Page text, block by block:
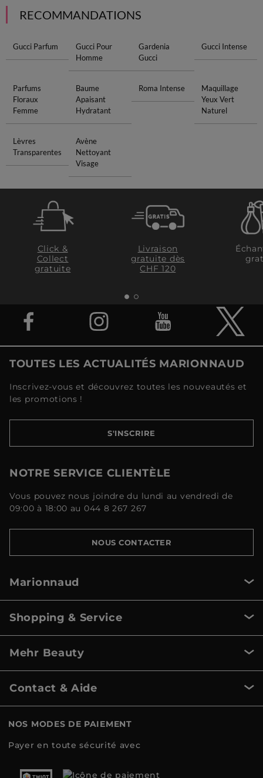
RECOMMANDATIONS
Gucci Parfum
Gucci Pour
Homme
Gardenia
Gucci
Gucci Intense
Parfums
Floraux
Femme
Baume
Apaisant
Hydratant
Roma Intense
Maquillage
Yeux Vert
Naturel
Lèvres
Transparentes
Avène
Nettoyant
Visage
Click &
Collect
gratuite
Livraison
gratuite dès
CHF 120
TOUTES LES ACTUALITÉS MARIONNAUD
Inscrivez-vous et découvrez toutes les nouveautés et
les promotions !
S'INSCRIRE
NOTRE SERVICE CLIENTÈLE
Vous pouvez nous joindre du lundi au vendredi de
09:00 à 18:00 au 044 8 267 267
NOUS CONTACTER
Marionnaud
Shopping & Service
Mehr Beauty
Contact & Aide
NOS MODES DE PAIEMENT
Payer en toute sécurité avec